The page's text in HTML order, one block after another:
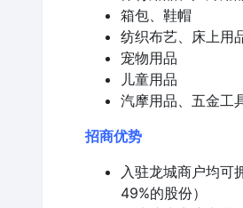
箱包、鞋帽
纺织布艺、床上用
宠物用品
儿童用品
汽摩用品、五金工
招商优势
入驻龙城商户均可
49%的股份）